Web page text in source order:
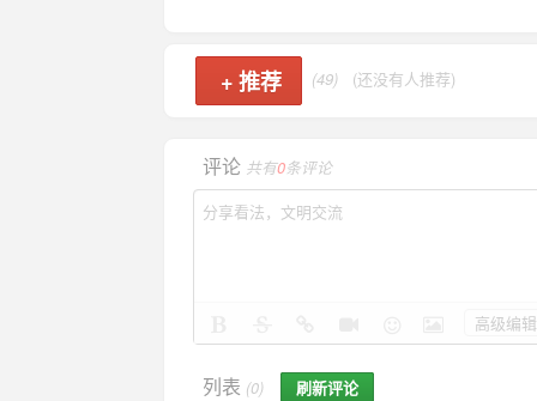
+ 推荐 (49) (还没有人推荐)
评论 共有0条评论
高级编辑
列表 (0) 刷新评论